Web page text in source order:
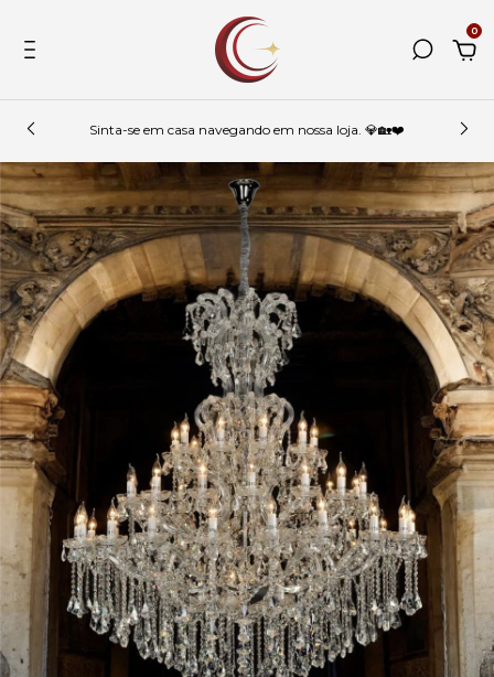
0
Sinta-se em casa navegando em nossa loja. 💎🏡❤️